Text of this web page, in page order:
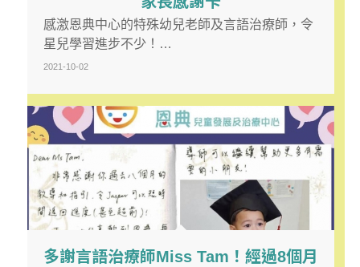
感激恩典中心的特殊幼兒老師及言語治療師，令
星兒學習進步不少！…
2021-10-02
多謝言語治療師Miss Tam！經過8個月